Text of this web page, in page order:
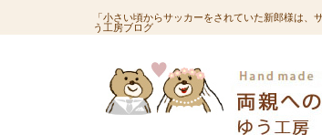
「小さい頃からサッカーをされていた新郎様は
う工房ブログ